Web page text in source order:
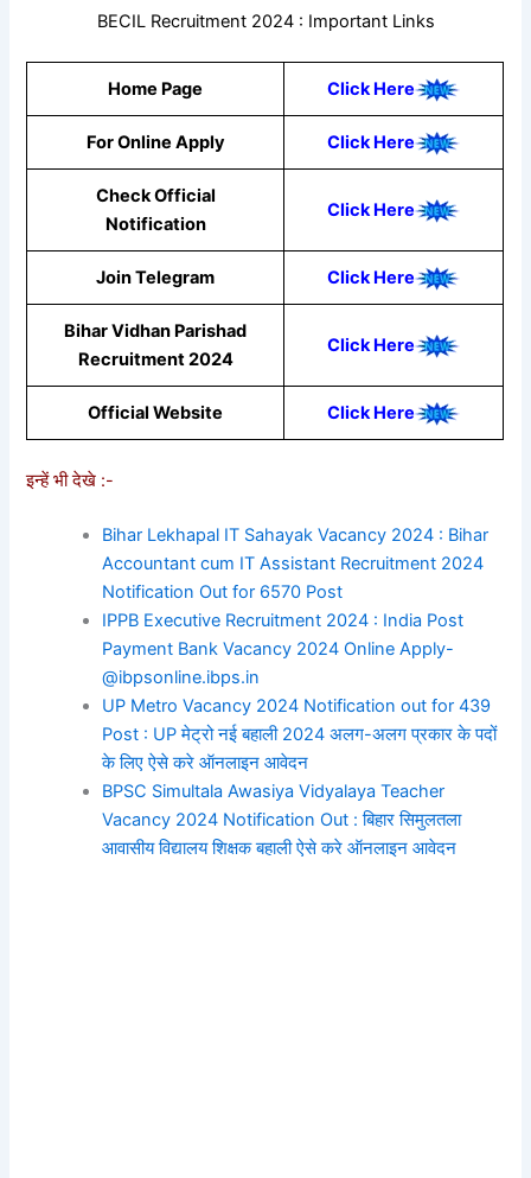
BECIL Recruitment 2024 : Important Links
Home Page Click Here
For Online Apply Click Here
Check Official
Notification
Click Here
Join Telegram Click Here
Bihar Vidhan Parishad
Recruitment 2024
Click Here
Official Website Click Here
इन्हें भी देखे :-
Bihar Lekhapal IT Sahayak Vacancy 2024 : Bihar
Accountant cum IT Assistant Recruitment 2024
Notification Out for 6570 Post
IPPB Executive Recruitment 2024 : India Post
Payment Bank Vacancy 2024 Online Apply-
@ibpsonline.ibps.in
UP Metro Vacancy 2024 Notification out for 439
Post : UP मेट्रो नई बहाली 2024 अलग-अलग प्रकार के पदों
के लिए ऐसे करे ऑनलाइन आवेदन
BPSC Simultala Awasiya Vidyalaya Teacher
Vacancy 2024 Notification Out : बिहार सिमुलतला
आवासीय विद्यालय शिक्षक बहाली ऐसे करे ऑनलाइन आवेदन